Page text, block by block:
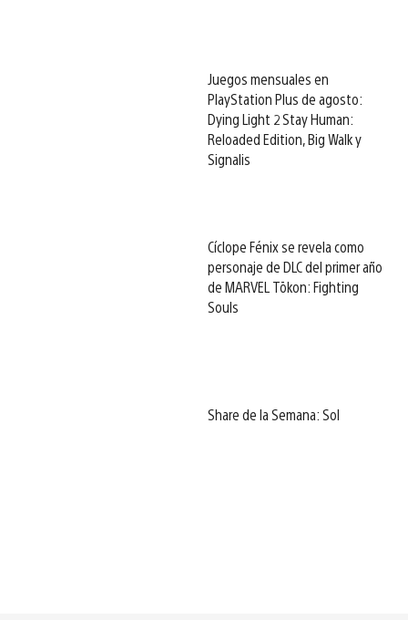
Juegos mensuales en
PlayStation Plus de agosto:
Dying Light 2 Stay Human:
Reloaded Edition, Big Walk y
Signalis
Cíclope Fénix se revela como
personaje de DLC del primer año
de MARVEL Tōkon: Fighting
Souls
Share de la Semana: Sol